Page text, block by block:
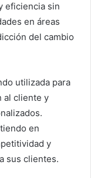
eficiencia sin
en áreas
del cambio
utilizada para
al cliente y
en
y
sus clientes.